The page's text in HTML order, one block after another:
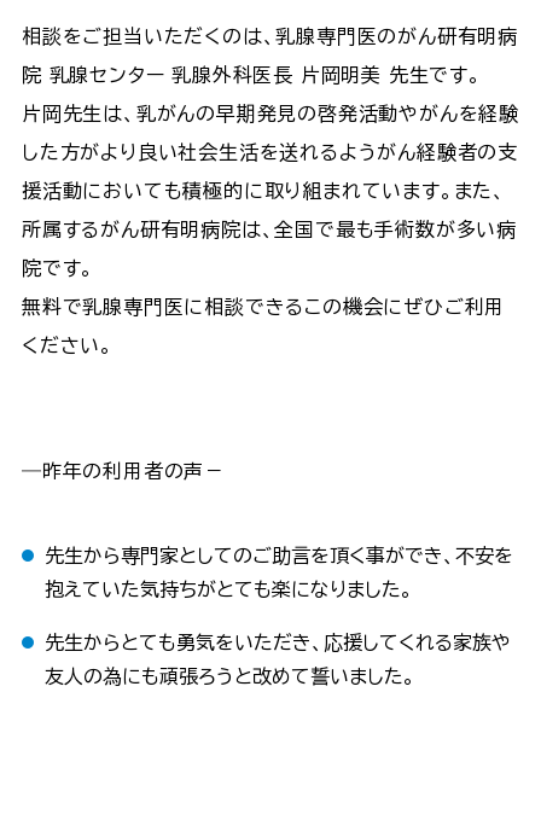
相談をご担当いただくのは、乳腺専門医のがん研有明病
院 乳腺センター 乳腺外科医長 片岡明美 先生です。
片岡先生は、乳がんの早期発見の啓発活動やがんを経験
した方がより良い社会生活を送れるようがん経験者の支
援活動においても積極的に取り組まれています。また、
所属するがん研有明病院は、全国で最も手術数が多い病
院です。
無料で乳腺専門医に相談できるこの機会にぜひご利用
ください。
―昨年の利用者の声－
先生から専門家としてのご助言を頂く事ができ、不安を
抱えていた気持ちがとても楽になりました。
先生からとても勇気をいただき、応援してくれる家族や
友人の為にも頑張ろうと改めて誓いました。